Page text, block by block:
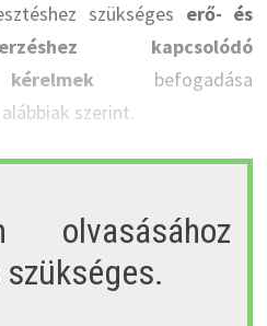
szükséges erő- és
kapcsolódó
befogadása
szerint.